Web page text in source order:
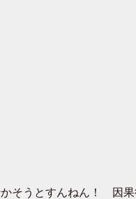
うとすんねん！ 因果